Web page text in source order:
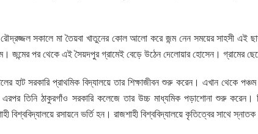
সকালে মা তৈয়বা খাতুনের কোল আলো করে জন্ম নেন সময়ের সাহসী এই
জন্মের পর থেকে এই সৈয়দপুর গ্রামেই বেড়ে উঠেন দেলোয়ার হোসেন। গ্রামের
হাট সরকারি প্রাথমিক বিদ্যালয়ে তার শিক্ষাজীবন শুরু করেন। এখান থেকে
তিনি ঠাকুরগাঁও সরকারি কলেজে তার উচ্চ মাধ্যমিক পড়াশোনা শুরু
বিশ্ববিদ্যালয়ে রসায়নে ভর্তি হন। রাজশাহী বিশ্ববিদ্যালয়ে কৃতিত্বের সাথে